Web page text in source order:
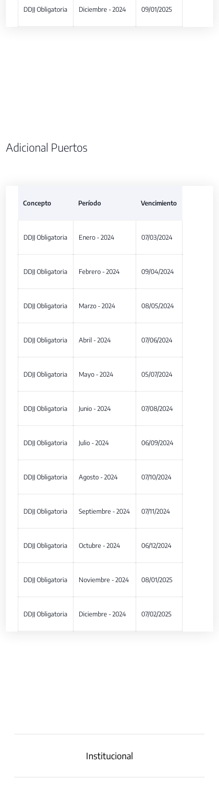
DDJJ Obligatoria Diciembre - 2024 09/01/2025
Adicional Puertos
Concepto Período Vencimiento
DDJJ Obligatoria Enero - 2024 07/03/2024
DDJJ Obligatoria Febrero - 2024 09/04/2024
DDJJ Obligatoria Marzo - 2024 08/05/2024
DDJJ Obligatoria Abril - 2024 07/06/2024
DDJJ Obligatoria Mayo - 2024 05/07/2024
DDJJ Obligatoria Junio - 2024 07/08/2024
DDJJ Obligatoria Julio - 2024 06/09/2024
DDJJ Obligatoria Agosto - 2024 07/10/2024
DDJJ Obligatoria Septiembre - 2024 07/11/2024
DDJJ Obligatoria Octubre - 2024 06/12/2024
DDJJ Obligatoria Noviembre - 2024 08/01/2025
DDJJ Obligatoria Diciembre - 2024 07/02/2025
Institucional